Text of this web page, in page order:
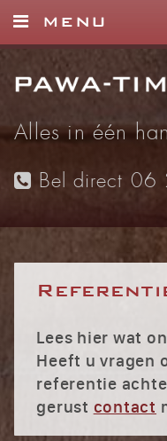
Alles in één
Bel direct
MENU
HOME
FOTO’S
Lees hier wat
Heeft u vragen
referentie
gerust contact